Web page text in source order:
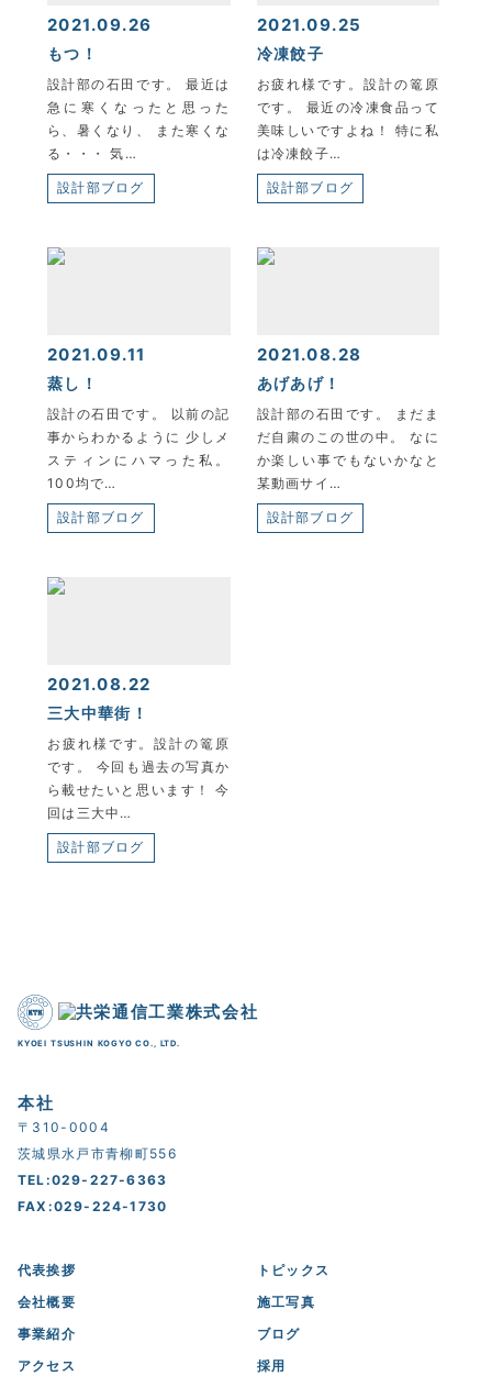
2021.09.26
もつ！
設計部の石田です。 最近は
急に寒くなったと思った
ら、暑くなり、 また寒くな
る・・・ 気…
設計部ブログ
2021.09.25
冷凍餃子
お疲れ様です。設計の篭原
です。 最近の冷凍食品って
美味しいですよね！ 特に私
は冷凍餃子…
設計部ブログ
2021.09.11
蒸し！
設計の石田です。 以前の記
事からわかるように 少しメ
スティンにハマった私。
100均で…
設計部ブログ
2021.08.28
あげあげ！
設計部の石田です。 まだま
だ自粛のこの世の中。 なに
か楽しい事でもないかなと
某動画サイ…
設計部ブログ
2021.08.22
三大中華街！
お疲れ様です。設計の篭原
です。 今回も過去の写真か
ら載せたいと思います！ 今
回は三大中…
設計部ブログ
KYOEI TSUSHIN KOGYO CO., LTD.
本社
〒310-0004
茨城県水戸市青柳町556
TEL:029-227-6363
FAX:029-224-1730
代表挨拶
会社概要
事業紹介
アクセス
トピックス
施工写真
ブログ
採用